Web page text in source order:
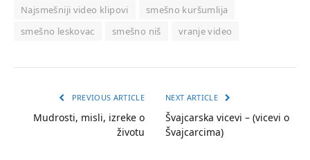
Najsmešniji video klipovi
smešno kuršumlija
smešno leskovac
smešno niš vranje video
PREVIOUS ARTICLE
Mudrosti, misli, izreke o
životu
NEXT ARTICLE
Švajcarska vicevi – (vicevi o
Švajcarcima)